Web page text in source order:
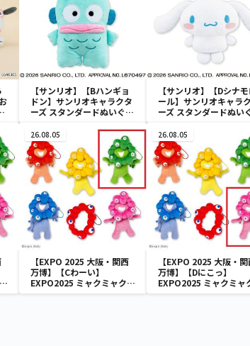
【サンリオ】【Bハンギョ
ドン】サンリオキャラクタ
ーズ スタンダードぬいぐる
【サンリオ】【Dシナ
ール】サンリオキャラ
ーズ スタンダードぬい
26.08.05
【EXPO 2025 大阪・関西
万博】【Cわーい】
EXPO2025 ミャクミャク
カラフルゴム紐付きぬいぐ
26.08.05
【EXPO 2025 大阪・
万博】【Dにこっ】
EXPO2025 ミャクミャ
カラフルゴム紐付きぬ